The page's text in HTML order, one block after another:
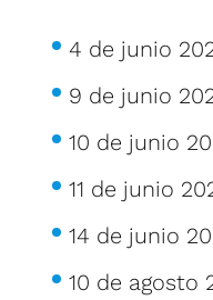
4 de junio
9 de junio
10 de junio
11 de junio
14 de junio
10 de agosto